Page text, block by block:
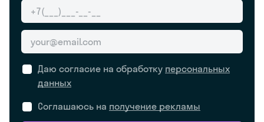
Даю согласие на обработку персональных
данных
Соглашаюсь на получение рекламы